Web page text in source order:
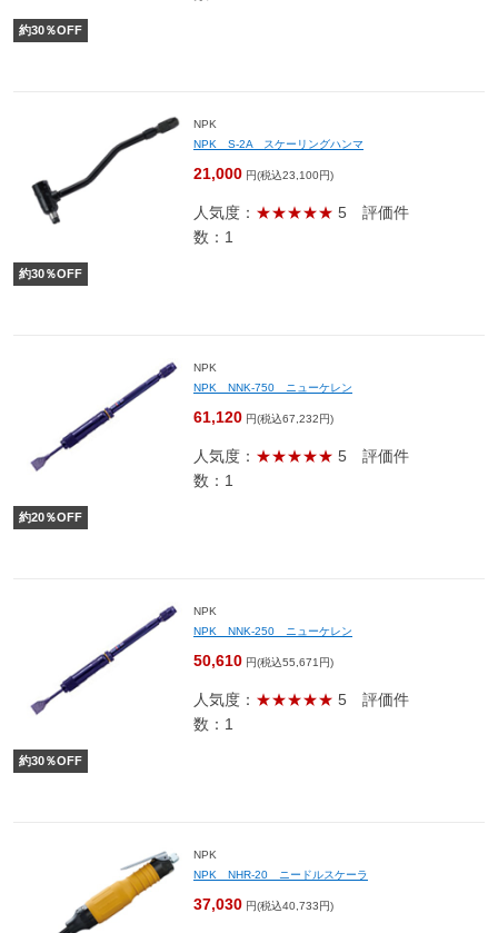
約30％OFF
NPK
NPK S-2A スケーリングハンマ
21,000 円(税込23,100円)
人気度： ★★★★★ 5 評価件
数：1
約30％OFF
NPK
NPK NNK-750 ニューケレン
61,120 円(税込67,232円)
人気度： ★★★★★ 5 評価件
数：1
約20％OFF
NPK
NPK NNK-250 ニューケレン
50,610 円(税込55,671円)
人気度： ★★★★★ 5 評価件
数：1
約30％OFF
NPK
NPK NHR-20 ニードルスケーラ
37,030 円(税込40,733円)